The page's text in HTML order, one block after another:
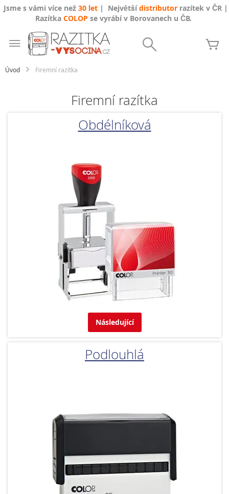
Jsme s vámi více než 30 let| Největšídistributorrazítek v ČR |
Razítka COLOP se vyrábí v Borovanech u ČB.
Úvod Firemní razítka
Firemní razítka
Obdélníková
Následující
Podlouhlá